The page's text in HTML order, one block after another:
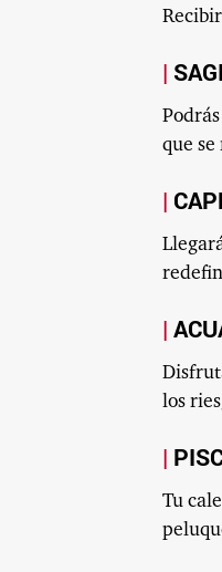
que se
los
Tu